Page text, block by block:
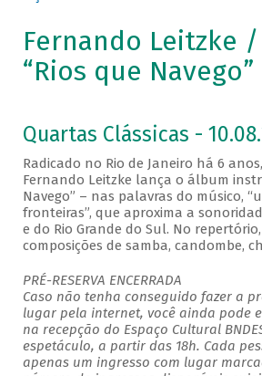
Fernando Leitzke /
“Rios que Navego”
Quartas Clássicas -
Radicado no Rio de Janeiro há 6
Fernando Leitzke lança o álbum
Navego” – nas palavras do músico,
fronteiras”, que aproxima a
e do Rio Grande do Sul. No
composições de samba, candombe,
PRÉ-RESERVA ENCERRADA
Caso não tenha conseguido fazer a
lugar pela internet, você ainda pode
na recepção do Espaço Cultural
espetáculo, a partir das 18h. Cada
apenas um ingresso com lugar